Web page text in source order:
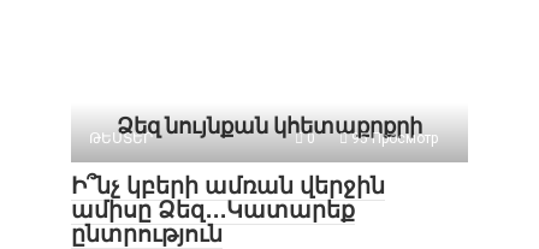
Ձեզ նույնքան կհետաքրքրի
ԹԵՍՏԵՐ 0 95 Просмотр
Ի՞նչ կբերի ամռան վերջին
ամիսը Ձեզ․․․Կատարեք
ընտրություն